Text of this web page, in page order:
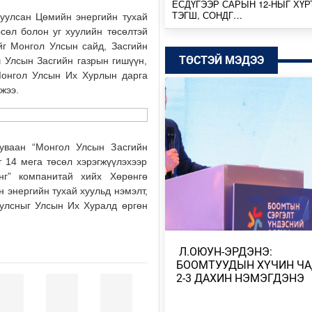
Цөмийн энергийн тухай
болон уг хуулийн төсөлтэй
Монгол Улсын сайд, Засгийн
Засгийн газрын гишүүн,
Улсын Их Хурлын дарга
“Монгол Улсын Засгийн
мега төсөл хэрэгжүүлэхээр
компанитай хийх Хөрөнгө
тухай хуульд нэмэлт,
Улсын Их Хуралд өргөн
ЕСДҮГЭЭР САРЫН 12-НЫГ
ТЭГШ, СОНДГ…
ТӨВ, ГОВЬ, ЗҮҮН АЙМГУУДЫН
ЗАРИМ ГАЗРААР ДУУ
НИЙТИЙН АЛБАН ТУШААЛТНЫ
БУС ХӨРӨНГИЙГ ХУРААХ
ТӨСӨЛ БОЛОВ…
2026/08/04
ЭХ БАЙГАЛЬ, ГАЗАР ШОРОО
ШИМИЙГ НЬ ХҮРТЭХ КОП17
МОНГОЛБАНК 7 ДУГААР САРД
ҮНЭТ МЕТАЛЛ ХУДАЛДАН
ТӨСТЭЙ МЭДЭЭ
​ Л.ОЮУН-ЭРДЭНЭ:
БООМТУУДЫН ХҮЧИН
2-3 ДАХИН НЭМЭГДЭНЭ